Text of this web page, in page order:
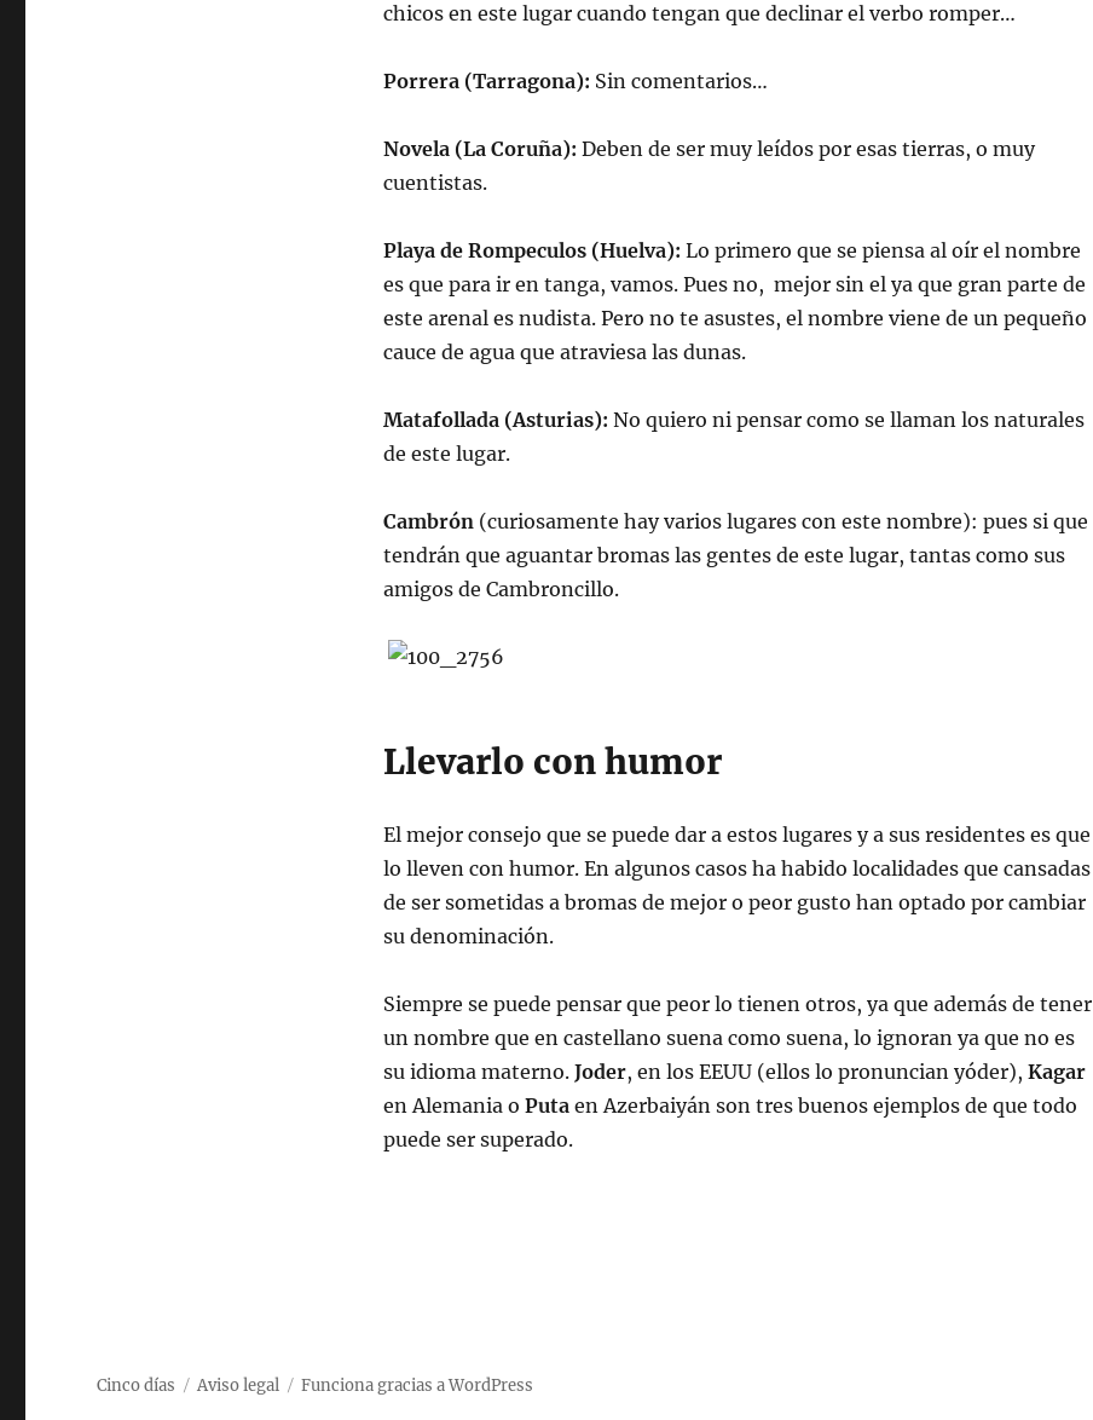
chicos en este lugar cuando tengan que declinar el verbo romper…
Porrera (Tarragona): Sin comentarios…
Novela (La Coruña): Deben de ser muy leídos por esas tierras, o muy
cuentistas.
Playa de Rompeculos (Huelva): Lo primero que se piensa al oír el nombre
es que para ir en tanga, vamos. Pues no, mejor sin el ya que gran parte de
este arenal es nudista. Pero no te asustes, el nombre viene de un pequeño
cauce de agua que atraviesa las dunas.
Matafollada (Asturias): No quiero ni pensar como se llaman los naturales
de este lugar.
Cambrón(curiosamente hay varios lugares con este nombre): pues si que
tendrán que aguantar bromas las gentes de este lugar, tantas como sus
amigos de Cambroncillo.
Llevarlo con humor
El mejor consejo que se puede dar a estos lugares y a sus residentes es que
lo lleven con humor. En algunos casos ha habido localidades que cansadas
de ser sometidas a bromas de mejor o peor gusto han optado por cambiar
su denominación.
Siempre se puede pensar que peor lo tienen otros, ya que además de tener
un nombre que en castellano suena como suena, lo ignoran ya que no es
su idioma materno. Joder, en los EEUU (ellos lo pronuncian yóder), Kagar
en Alemania o Putaen Azerbaiyán son tres buenos ejemplos de que todo
puede ser superado.
Cinco días Aviso legal Funciona gracias a WordPress